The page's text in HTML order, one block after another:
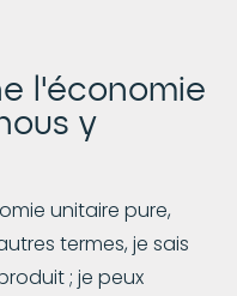
l'économie
y
unitaire pure,
termes, je sais
; je peux